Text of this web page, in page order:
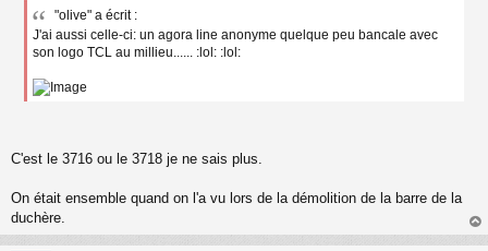
n
u
"olive" a écrit :
J'ai aussi celle-ci: un agora line anonyme quelque peu bancale avec
son logo TCL au millieu...... :lol: :lol:
C'est le 3716 ou le 3718 je ne sais plus.
On était ensemble quand on l'a vu lors de la démolition de la barre de la
duchère.
au